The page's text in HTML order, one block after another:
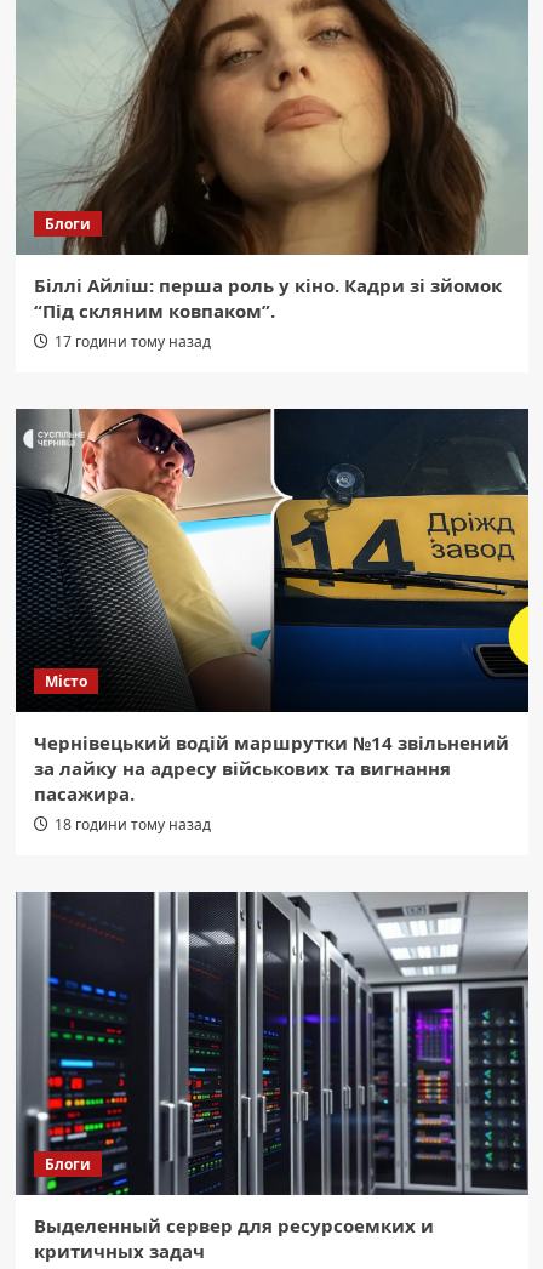
Блоги
Біллі Айліш: перша роль у кіно. Кадри зі зйомок
“Під скляним ковпаком”.
17 години тому назад
Місто
Чернівецький водій маршрутки №14 звільнений
за лайку на адресу військових та вигнання
пасажира.
18 години тому назад
Блоги
Выделенный сервер для ресурсоемких и
критичных задач